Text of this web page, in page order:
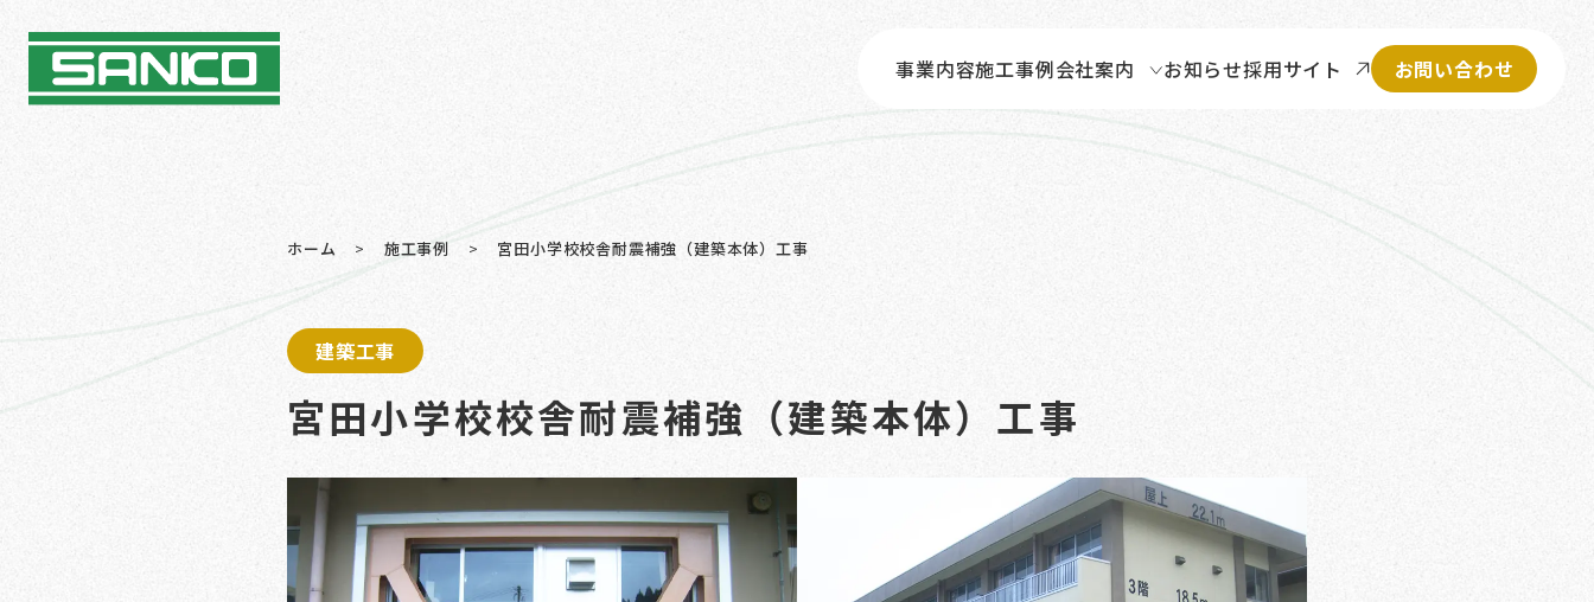
事業内容施工事例会社案内 お知らせ採用サイト お問い合わせ
ホーム > 施工事例 > 宮田小学校校舎耐震補強（建築本体）工事
建築工事
宮田小学校校舎耐震補強（建築本体）工事